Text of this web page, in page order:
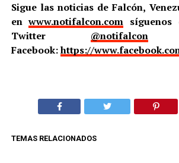
Sigue las noticias de Falcón,
enwww.notifalcon.com síguenos
Twitter @notifalcony
Facebook:https://
TEMAS RELACIONADOS